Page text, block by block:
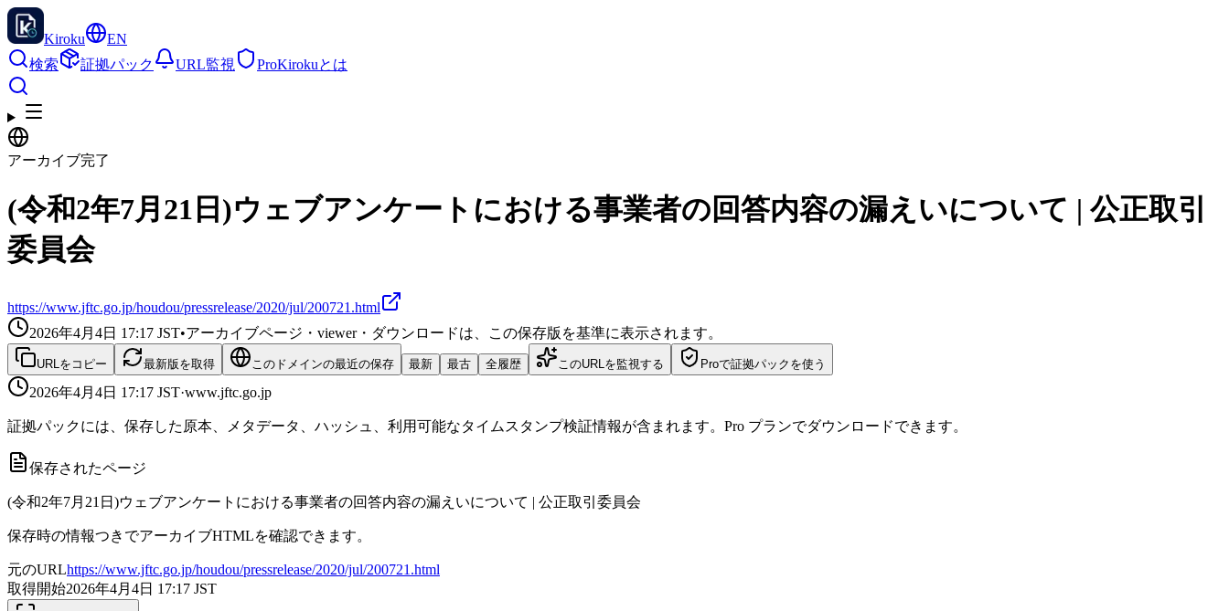
Kiroku
EN
検索
証拠パック URL監視 ProKirokuとは
アーカイブ完了
(令和2年7月21日)ウェブアンケートにおける事業者の回答内容の漏えいについて | 公正取引
委員会
https://www.jftc.go.jp/houdou/pressrelease/2020/jul/200721.html
2026年4月4日 17:17 JST•アーカイブページ・viewer・ダウンロードは、この保存版を基準に表示されます。
URLをコピー 最新版を取得 このドメインの最近の保存 最新 最古 全履歴 このURLを監視する Proで証拠パックを使う
2026年4月4日 17:17 JST·www.jftc.go.jp
証拠パックには、保存した原本、メタデータ、ハッシュ、利用可能なタイムスタンプ検証情報が含まれます。Pro プランでダウンロードできます。
保存されたページ
(令和2年7月21日)ウェブアンケートにおける事業者の回答内容の漏えいについて | 公正取引委員会
保存時の情報つきでアーカイブHTMLを確認できます。
元のURLhttps://www.jftc.go.jp/houdou/pressrelease/2020/jul/200721.html
取得開始2026年4月4日 17:17 JST